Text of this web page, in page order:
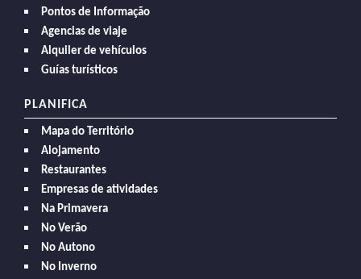
Pontos de Informação
Agencias de viaje
Alquiler de vehículos
Guías turísticos
PLANIFICA
Mapa do Território
Alojamento
Restaurantes
Empresas de atividades
Na Primavera
No Verão
No Autono
No Inverno